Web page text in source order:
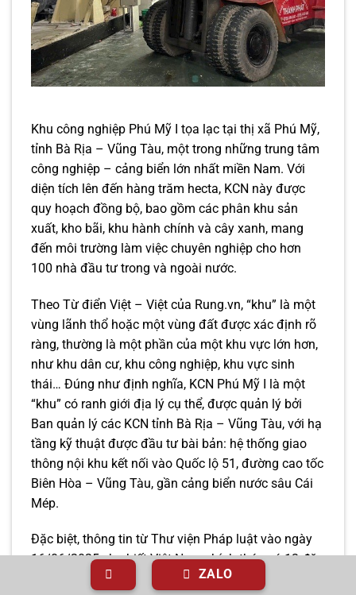
Khu công nghiệp Phú Mỹ I tọa lạc tại thị xã Phú Mỹ,
tỉnh Bà Rịa – Vũng Tàu, một trong những trung tâm
công nghiệp – cảng biển lớn nhất miền Nam. Với
diện tích lên đến hàng trăm hecta, KCN này được
quy hoạch đồng bộ, bao gồm các phân khu sản
xuất, kho bãi, khu hành chính và cây xanh, mang
đến môi trường làm việc chuyên nghiệp cho hơn
100 nhà đầu tư trong và ngoài nước.
Theo Từ điển Việt – Việt của Rung.vn, “khu” là một
vùng lãnh thổ hoặc một vùng đất được xác định rõ
ràng, thường là một phần của một khu vực lớn hơn,
như khu dân cư, khu công nghiệp, khu vực sinh
thái… Đúng như định nghĩa, KCN Phú Mỹ I là một
“khu” có ranh giới địa lý cụ thể, được quản lý bởi
Ban quản lý các KCN tỉnh Bà Rịa – Vũng Tàu, với hạ
tầng kỹ thuật được đầu tư bài bản: hệ thống giao
thông nội khu kết nối vào Quốc lộ 51, đường cao tốc
Biên Hòa – Vũng Tàu, gần cảng biển nước sâu Cái
Mép.
Đặc biệt, thông tin từ Thư viện Pháp luật vào ngày
16/06/2025 cho biết Việt Nam chính thức có 13 đặc
khu, đánh dấu bước chuyển mình về mô hình đơn vị
ZALO